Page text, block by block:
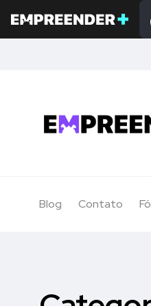
Blog Contato